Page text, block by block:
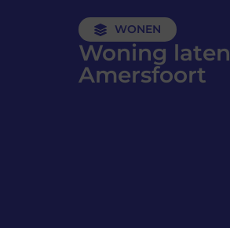
WONEN
Woning
Amersfoort